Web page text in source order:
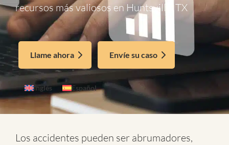
recursos más valiosos en Huntsville, TX
Llame ahora Envíe su caso
Inglés Español
Los accidentes pueden ser abrumadores,